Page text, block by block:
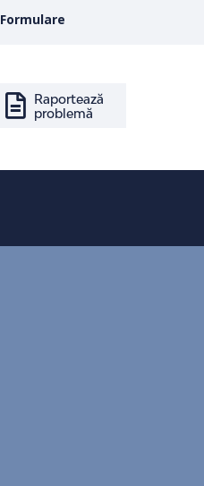
Formulare
Raportează
problemă